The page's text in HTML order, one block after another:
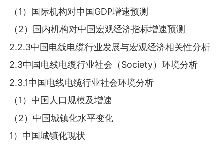
（1）国际机构对中国GDP增速预测
（2）国内机构对中国宏观经济指标增速预测
2.2.3中国电线电缆行业发展与宏观经济相关性分析
2.3中国电线电缆行业社会（Society）环境分析
2.3.1中国电线电缆行业社会环境分析
（1）中国人口规模及增速
（2）中国城镇化水平变化
1）中国城镇化现状